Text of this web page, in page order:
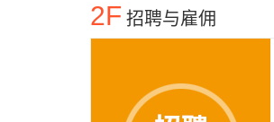
2F 招聘与雇佣